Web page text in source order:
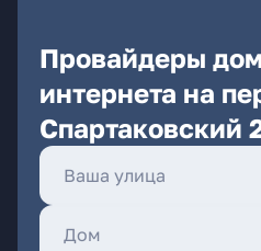
Провайдеры
интернета на
Спартаковский